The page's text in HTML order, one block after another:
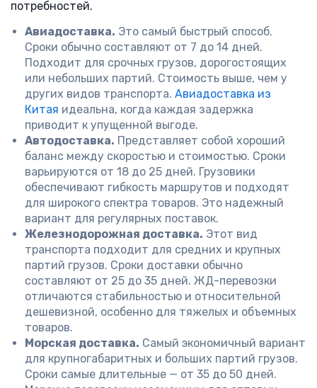
потребностей.
Авиадоставка. Это самый быстрый способ.
Сроки обычно составляют от 7 до 14 дней.
Подходит для срочных грузов, дорогостоящих
или небольших партий. Стоимость выше, чем у
других видов транспорта. Авиадоставка из
Китая идеальна, когда каждая задержка
приводит к упущенной выгоде.
Автодоставка. Представляет собой хороший
баланс между скоростью и стоимостью. Сроки
варьируются от 18 до 25 дней. Грузовики
обеспечивают гибкость маршрутов и подходят
для широкого спектра товаров. Это надежный
вариант для регулярных поставок.
Железнодорожная доставка. Этот вид
транспорта подходит для средних и крупных
партий грузов. Сроки доставки обычно
составляют от 25 до 35 дней. ЖД-перевозки
отличаются стабильностью и относительной
дешевизной, особенно для тяжелых и объемных
товаров.
Морская доставка. Самый экономичный вариант
для крупногабаритных и больших партий грузов.
Сроки самые длительные — от 35 до 50 дней.